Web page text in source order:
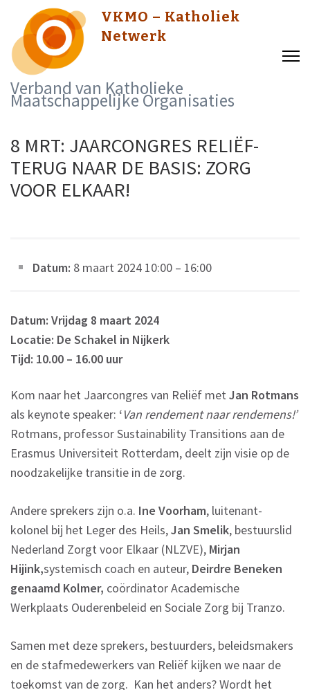
content
(Press
Enter)
VKMO – Katholiek
Netwerk
Verband van Katholieke
Maatschappelijke Organisaties
8 MRT: JAARCONGRES RELIËF-
TERUG NAAR DE BASIS: ZORG
VOOR ELKAAR!
Datum: 8 maart 2024 10:00 – 16:00
Datum: Vrijdag 8 maart 2024
Locatie: De Schakel in Nijkerk
Tijd: 10.00 – 16.00 uur
Kom naar het Jaarcongres van Reliëf met Jan Rotmans
als keynote speaker: ‘Van rendement naar rendemens!’
Rotmans, professor Sustainability Transitions aan de
Erasmus Universiteit Rotterdam, deelt zijn visie op de
noodzakelijke transitie in de zorg.
Andere sprekers zijn o.a. Ine Voorham, luitenant-
kolonel bij het Leger des Heils,Jan Smelik, bestuurslid
Nederland Zorgt voor Elkaar (NLZVE), Mirjan
Hijink,systemisch coach en auteur, Deirdre Beneken
genaamd Kolmer, coördinator Academische
Werkplaats Ouderenbeleid en Sociale Zorg bij Tranzo.
Samen met deze sprekers, bestuurders, beleidsmakers
en de stafmedewerkers van Reliëf kijken we naar de
toekomst van de zorg. Kan het anders? Wordt het